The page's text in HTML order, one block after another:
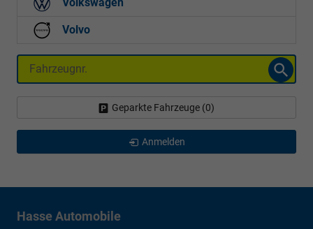
Volvo
Fahrzeugnr.
Geparkte Fahrzeuge (0)
Anmelden
Hasse Automobile